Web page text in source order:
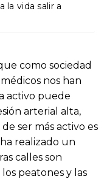
la vida salir a
como sociedad
nos han
activo puede
arterial alta,
ser más activo es
ha realizado un
calles son
peatones y las